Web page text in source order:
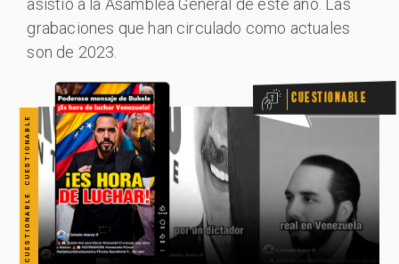
asistió a la Asamblea General de este año. Las
grabaciones que han circulado como actuales
son de 2023.
Cuestionable